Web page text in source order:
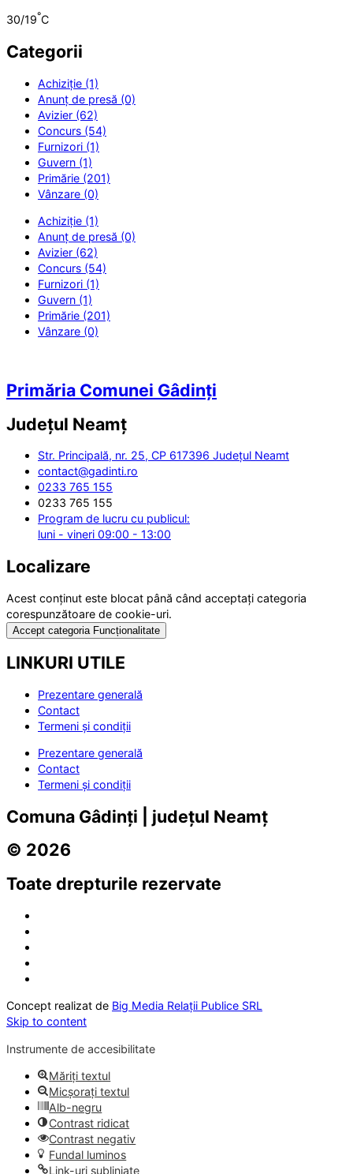
30/19°C
Categorii
Achiziție (1)
Anunț de presă (0)
Avizier (62)
Concurs (54)
Furnizori (1)
Guvern (1)
Primărie (201)
Vânzare (0)
Achiziție (1)
Anunț de presă (0)
Avizier (62)
Concurs (54)
Furnizori (1)
Guvern (1)
Primărie (201)
Vânzare (0)
Primăria Comunei Gâdinți
Județul Neamț
Str. Principală, nr. 25, CP 617396 Județul Neamt
contact@gadinti.ro
0233 765 155
0233 765 155
Program de lucru cu publicul:
luni - vineri 09:00 - 13:00
Localizare
Acest conținut este blocat până când acceptați categoria
corespunzătoare de cookie-uri.
Accept categoria Funcționalitate
LINKURI UTILE
Prezentare generală
Contact
Termeni și condiții
Prezentare generală
Contact
Termeni și condiții
Comuna Gâdinți | județul Neamț
© 2026
Toate drepturile rezervate
Concept realizat de Big Media Relații Publice SRL
Skip to content
Instrumente de accesibilitate
Măriți textul
Micșorați textul
Alb-negru
Contrast ridicat
Contrast negativ
Fundal luminos
Link-uri subliniate